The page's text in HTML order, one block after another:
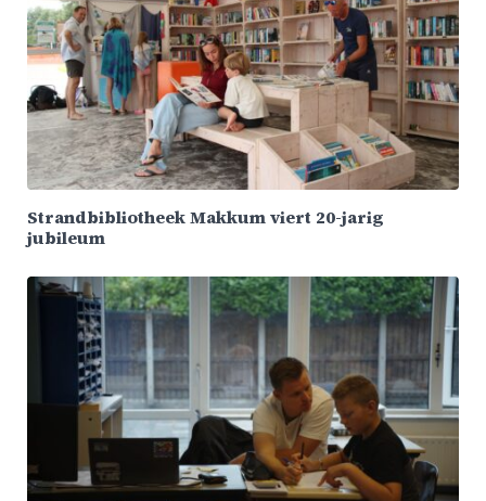
Strandbibliotheek Makkum viert 20-jarig
jubileum